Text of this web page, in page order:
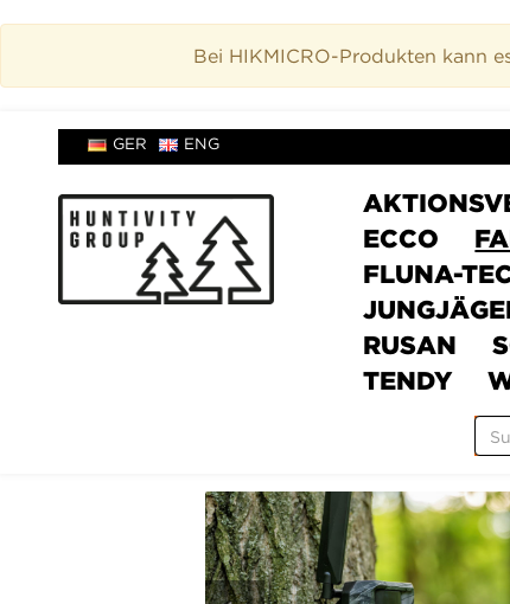
Bei HIKMICRO-Produkten kann
GER ENG
ECCO
FLUNA-
RUSAN
TENDY